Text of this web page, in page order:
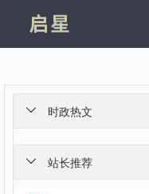
时政热文

站长推荐
